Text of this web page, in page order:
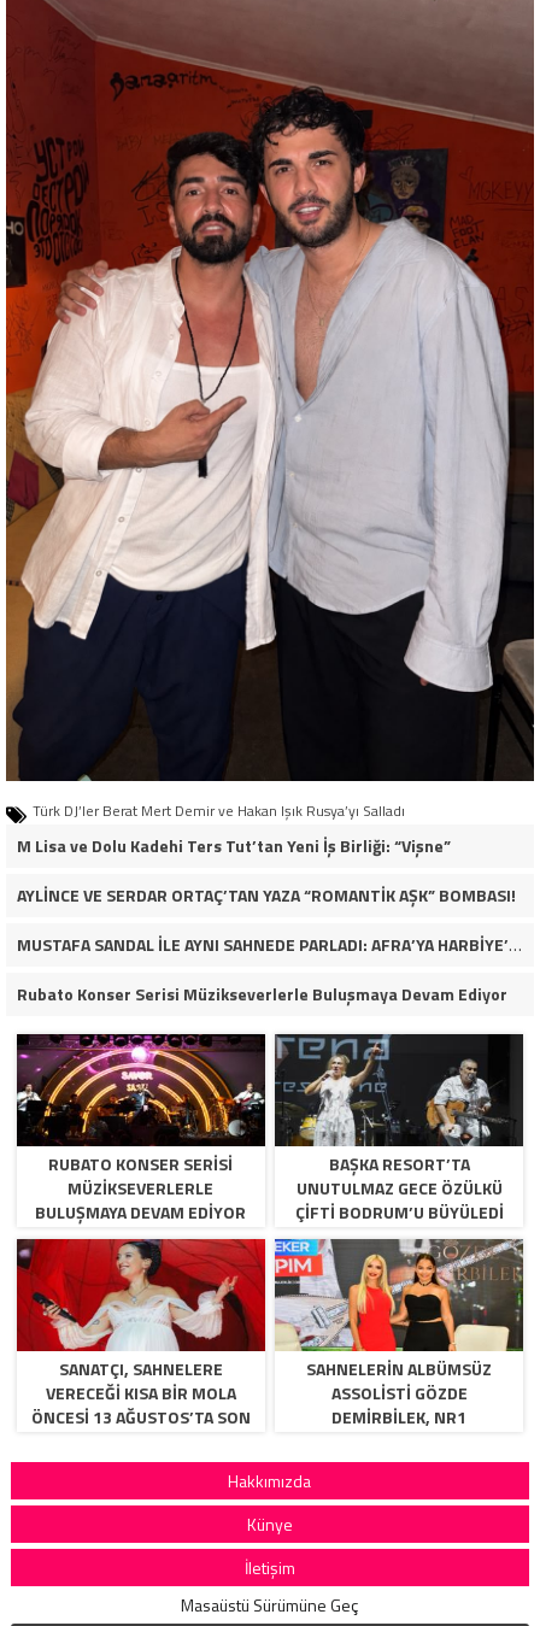
Türk DJ’ler Berat Mert Demir ve Hakan Işık Rusya’yı Salladı
M Lisa ve Dolu Kadehi Ters Tut’tan Yeni İş Birliği: “Vişne”
AYLİNCE VE SERDAR ORTAÇ’TAN YAZA “ROMANTİK AŞK” BOMBASI!
MUSTAFA SANDAL İLE AYNI SAHNEDE PARLADI: AFRA’YA HARBİYE’DE BÜYÜK ALKIŞ
Rubato Konser Serisi Müzikseverlerle Buluşmaya Devam Ediyor
RUBATO KONSER SERISI
MÜZIKSEVERLERLE
BULUŞMAYA DEVAM EDIYOR
BAŞKA RESORT’TA
UNUTULMAZ GECE ÖZÜLKÜ
ÇIFTI BODRUM’U BÜYÜLEDI
SANATÇI, SAHNELERE
VERECEĞİ KISA BİR MOLA
ÖNCESİ 13 AĞUSTOS’TA SON
SAHNELERİN ALBÜMSÜZ
ASSOLİSTİ GÖZDE
DEMİRBİLEK, NR1
OLARAK VAR OLACAĞIM!”
Hakkımızda
Künye
İletişim
Masaüstü Sürümüne Geç